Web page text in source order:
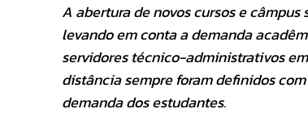
A abertura de novos cursos e
levando em conta a demanda
servidores técnico-administrativos
distância sempre foram definidos
demanda dos estudantes.